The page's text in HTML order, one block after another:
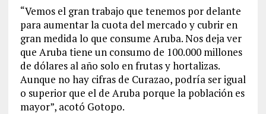
“Vemos el gran trabajo que tenemos por delante
para aumentar la cuota del mercado y cubrir en
gran medida lo que consume Aruba. Nos deja ver
que Aruba tiene un consumo de 100.000 millones
de dólares al año solo en frutas y hortalizas.
Aunque no hay cifras de Curazao, podría ser igual
o superior que el de Aruba porque la población es
mayor”, acotó Gotopo.